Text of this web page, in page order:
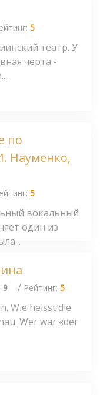
5
театр. У
черта -
по
Науменко,
5
вокальный
один из
9 / Рейтинг: 5
Wie heisst die
Wer war «der